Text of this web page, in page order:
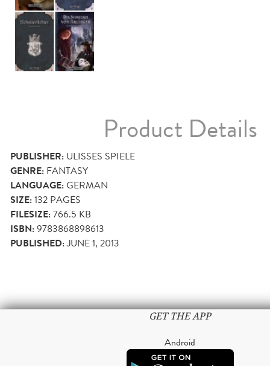
Product Details
PUBLISHER: ULISSES SPIELE
GENRE: FANTASY
LANGUAGE:GERMAN
SIZE:132 PAGES
FILESIZE:766.5 KB
ISBN:9783868898613
PUBLISHED:JUNE 1, 2013
GET THE APP
Android